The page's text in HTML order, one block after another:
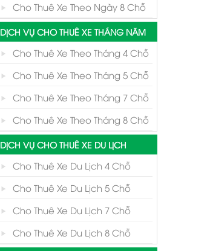
Cho Thuê Xe Theo Ngày 8 Chỗ
DỊCH VỤ CHO THUÊ XE THÁNG NĂM
Cho Thuê Xe Theo Tháng 4 Chỗ
Cho Thuê Xe Theo Tháng 5 Chỗ
Cho Thuê Xe Theo Tháng 7 Chỗ
Cho Thuê Xe Theo Tháng 8 Chỗ
DỊCH VỤ CHO THUÊ XE DU LỊCH
Cho Thuê Xe Du Lịch 4 Chỗ
Cho Thuê Xe Du Lịch 5 Chỗ
Cho Thuê Xe Du Lịch 7 Chỗ
Cho Thuê Xe Du Lịch 8 Chỗ